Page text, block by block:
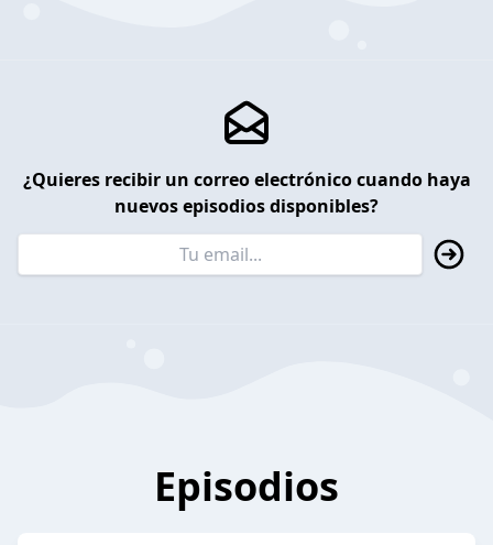
¿Quieres recibir un correo electrónico cuando haya
nuevos episodios disponibles?
Episodios